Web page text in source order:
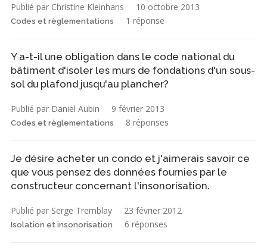
Publié par Christine Kleinhans 10 octobre 2013
Codes et règlementations 1 réponse
Y a-t-il une obligation dans le code national du
bâtiment d'isoler les murs de fondations d'un sous-
sol du plafond jusqu'au plancher?
Publié par Daniel Aubin 9 février 2013
Codes et règlementations 8 réponses
Je désire acheter un condo et j'aimerais savoir ce
que vous pensez des données fournies par le
constructeur concernant l'insonorisation.
Publié par Serge Tremblay 23 février 2012
Isolation et insonorisation 6 réponses